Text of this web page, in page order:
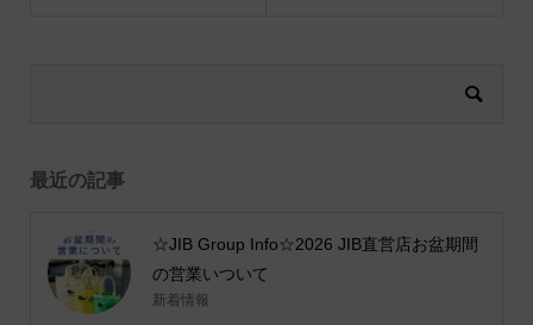
最近の記事
☆JIB Group Info☆2026 JIB直営店お盆期間
の営業いついて
新着情報